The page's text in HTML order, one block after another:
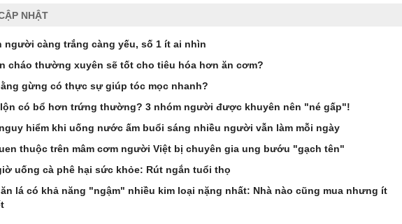
NHẬT
người càng trắng càng yếu, số 1 ít ai nhìn
cháo thường xuyên sẽ tốt cho tiêu hóa hơn ăn cơm?
gừng có thực sự giúp tóc mọc nhanh?
có bổ hơn trứng thường? 3 nhóm người được khuyên nên "né gấp"!
hiểm khi uống nước ấm buổi sáng nhiều người vẫn làm mỗi ngày
thuộc trên mâm cơm người Việt bị chuyên gia ung bướu "gạch tên"
uống cà phê hại sức khỏe: Rút ngắn tuổi thọ
lá có khả năng "ngậm" nhiều kim loại nặng nhất: Nhà nào cũng mua nhưng ít